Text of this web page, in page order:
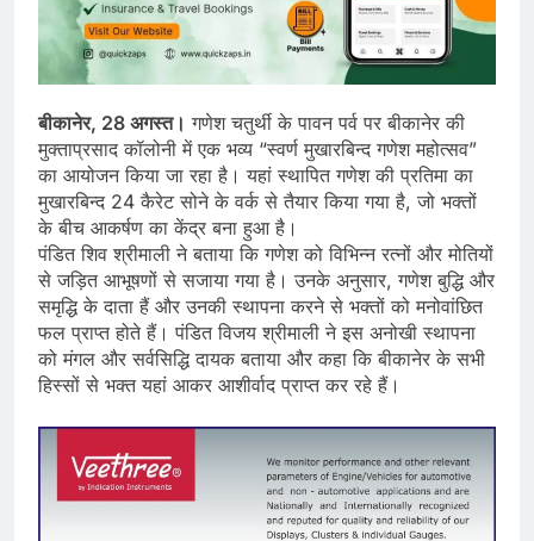
बीकानेर, 28 अगस्त। गणेश चतुर्थी के पावन पर्व पर बीकानेर की
मुक्ताप्रसाद कॉलोनी में एक भव्य “स्वर्ण मुखारबिन्द गणेश महोत्सव”
का आयोजन किया जा रहा है। यहां स्थापित गणेश की प्रतिमा का
मुखारबिन्द 24 कैरेट सोने के वर्क से तैयार किया गया है, जो भक्तों
के बीच आकर्षण का केंद्र बना हुआ है।
पंडित शिव श्रीमाली ने बताया कि गणेश को विभिन्न रत्नों और मोतियों
से जड़ित आभूषणों से सजाया गया है। उनके अनुसार, गणेश बुद्धि और
समृद्धि के दाता हैं और उनकी स्थापना करने से भक्तों को मनोवांछित
फल प्राप्त होते हैं। पंडित विजय श्रीमाली ने इस अनोखी स्थापना
को मंगल और सर्वसिद्धि दायक बताया और कहा कि बीकानेर के सभी
हिस्सों से भक्त यहां आकर आशीर्वाद प्राप्त कर रहे हैं।